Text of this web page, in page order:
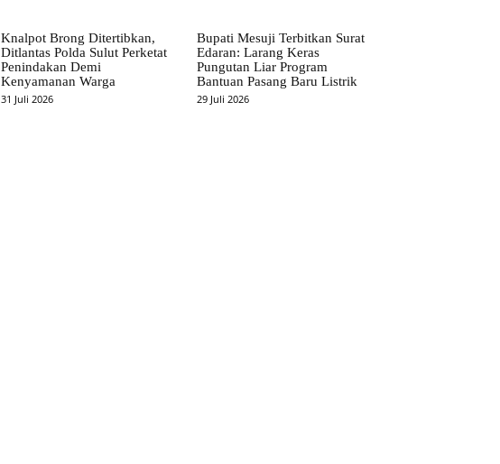
Knalpot Brong Ditertibkan,
Ditlantas Polda Sulut Perketat
Penindakan Demi
Kenyamanan Warga
31 Juli 2026
Bupati Mesuji Terbitkan Surat
Edaran: Larang Keras
Pungutan Liar Program
Bantuan Pasang Baru Listrik
29 Juli 2026